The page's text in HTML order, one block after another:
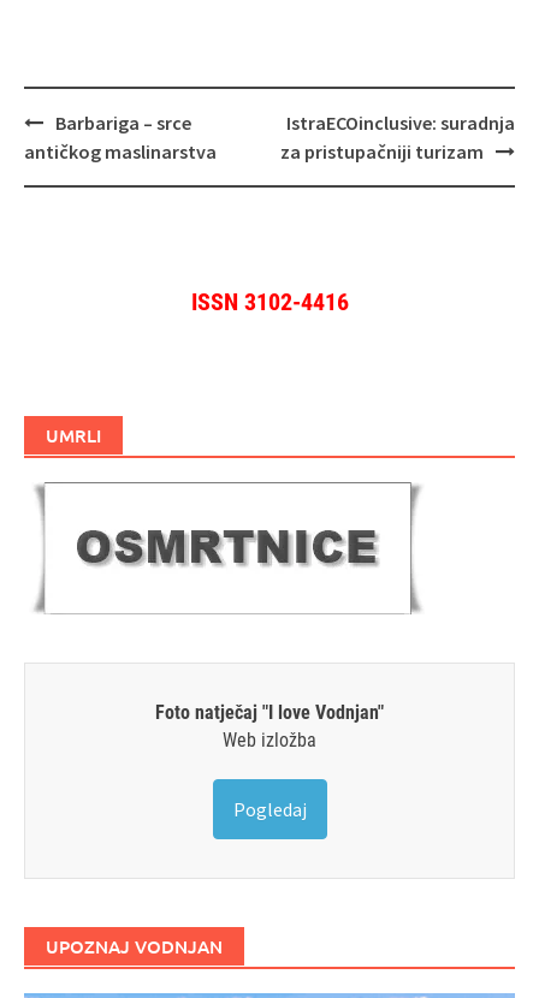
Navigacija
objava
Barbariga – srce
antičkog maslinarstva
IstraECOinclusive: suradnja
za pristupačniji turizam
ISSN 3102-4416
UMRLI
Foto natječaj "I love Vodnjan"
Web izložba
Pogledaj
UPOZNAJ VODNJAN